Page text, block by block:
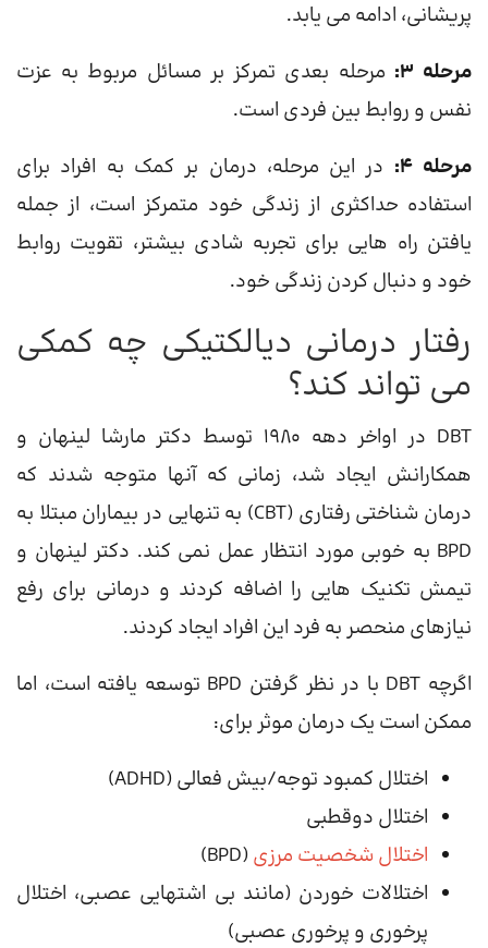
پریشانی، ادامه می یابد.
مرحله 3:
مرحله بعدی تمرکز بر مسائل مربوط به عزت
نفس و روابط بین فردی است.
مرحله 4:
در این مرحله، درمان بر کمک به افراد برای
استفاده حداکثری از زندگی خود متمرکز است، از جمله
یافتن راه هایی برای تجربه شادی بیشتر، تقویت روابط
خود و دنبال کردن زندگی خود.
رفتار درمانی دیالکتیکی چه کمکی
می تواند کند؟
DBT در اواخر دهه 1980 توسط دکتر مارشا لینهان و
همکارانش ایجاد شد، زمانی که آنها متوجه شدند که
درمان شناختی رفتاری (CBT) به تنهایی در بیماران مبتلا به
BPD به خوبی مورد انتظار عمل نمی کند. دکتر لینهان و
تیمش تکنیک هایی را اضافه کردند و درمانی برای رفع
نیازهای منحصر به فرد این افراد ایجاد کردند.
اگرچه DBT با در نظر گرفتن BPD توسعه یافته است، اما
ممکن است یک درمان موثر برای:
اختلال کمبود توجه/بیش فعالی (ADHD)
اختلال دوقطبی
اختلال شخصیت مرزی(BPD)
اختلالات خوردن (مانند بی اشتهایی عصبی، اختلال
پرخوری و پرخوری عصبی)